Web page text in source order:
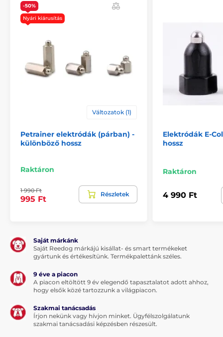
-50%
Nyári kiárusítás
Változatok (1)
Petrainer elektródák (párban) -
különböző hossz
Raktáron
1 990 Ft
995 Ft
Részletek
Elektródák E-
hossz
Raktáron
4 990 Ft
Saját márkánk
Saját Reedog márkájú kisállat- és smart termékeket
gyártunk és értékesítünk. Termékpalettánk széles.
9 éve a piacon
A piacon eltöltött 9 év elegendő tapasztalatot adott ahhoz,
hogy elsők közé tartozzunk a világpiacon.
Szakmai tanácsadás
Írjon nekünk vagy hívjon minket. Ügyfélszolgálatunk
szakmai tanácsadási képzésben részesült.